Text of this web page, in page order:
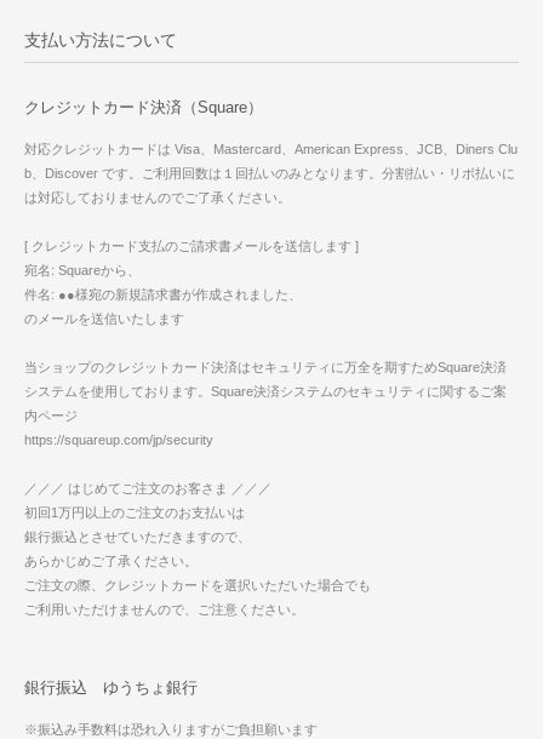
支払い方法について
クレジットカード決済（Square）
対応クレジットカードは Visa、Mastercard、American Express、JCB、Diners Clu
b、Discover です。ご利用回数は１回払いのみとなります。分割払い・リボ払いに
は対応しておりませんのでご了承ください。
[ クレジットカード支払のご請求書メールを送信します ]
宛名: Squareから、
件名: ●●様宛の新規請求書が作成されました、
のメールを送信いたします
当ショップのクレジットカード決済はセキュリティに万全を期すためSquare決済
システムを使用しております。Square決済システムのセキュリティに関するご案
内ページ
https://squareup.com/jp/security
／／／ はじめてご注文のお客さま ／／／
初回1万円以上のご注文のお支払いは
銀行振込とさせていただきますので、
あらかじめご了承ください。
ご注文の際、クレジットカードを選択いただいた場合でも
ご利用いただけませんので、ご注意ください。
銀行振込 ゆうちょ銀行
※振込み手数料は恐れ入りますがご負担願います